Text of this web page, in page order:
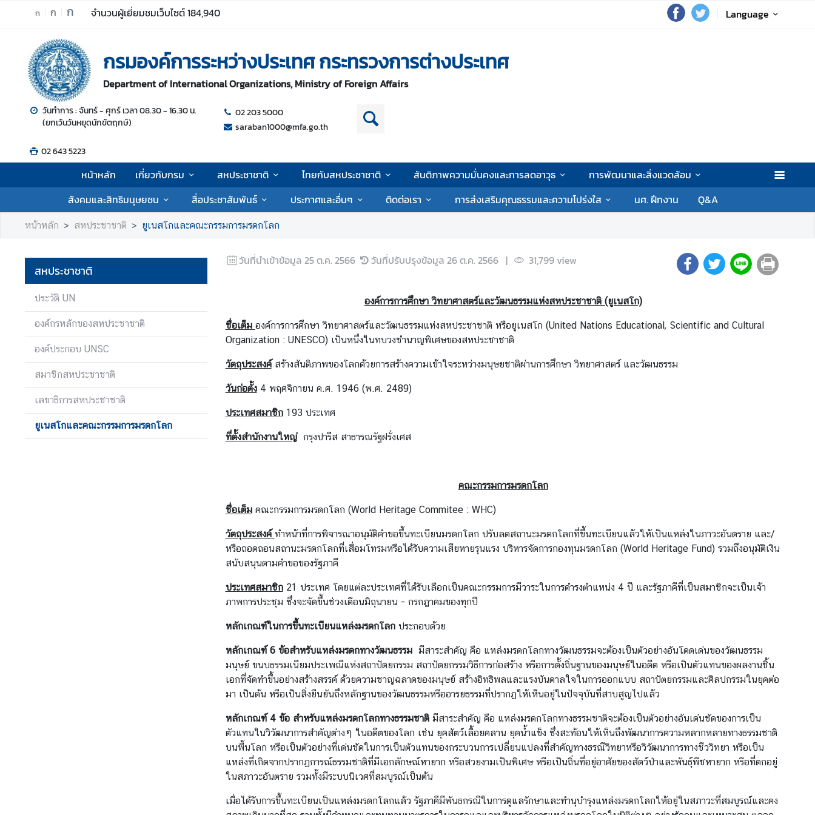
ก ก ก จำนวนผู้เยี่ยมชมเว็บไซต์184,940 Language
กรมองค์การระหว่างประเทศ กระทรวงการต่างประเทศ
Department of International Organizations, Ministry of Foreign Affairs
วันทำการ : จันทร์ - ศุกร์ เวลา 08.30 - 16.30 น.
(ยกเว้นวันหยุดนักขัตฤกษ์)
02 643 5223
02 203 5000
saraban1000@mfa.go.th
หน้าหลัก เกี่ยวกับกรม สหประชาชาติ ไทยกับสหประชาชาติ สันติภาพความมั่นคงและการลดอาวุธ
การพัฒนาและสิ่งแวดล้อม
สังคมและสิทธิมนุษยชน
สื่อประชาสัมพันธ์ ประกาศและอื่นๆ ติดต่อเรา การส่งเสริมคุณธรรมและความโปร่งใส นศ. ฝึกงาน Q&A
น้
า
ห
ก
กี่
ย
บ
ก
ม
ห
ป
ร
ช
า
หน้าหลัก สหประชาชาติ ยูเนสโกและคณะกรรมการมรดกโลก
สหประชาชาติ
ประวัติ UN
องค์กรหลักของสหประชาชาติ
องค์ประกอบ UNSC
สมาชิกสหประชาชาติ
เลขาธิการสหประชาชาติ
ยูเนสโกและคณะกรรมการมรดกโลก
วันที่นำเข้าข้อมูล 25 ต.ค. 2566 วันที่ปรับปรุงข้อมูล 26 ต.ค. 2566 | 31,799view
องค์การการศึกษา วิทยาศาสตร์และวัฒนธรรมแห่งสหประชาชาติ (ยูเนสโก)
ชื่อเต็ม องค์การการศึกษา วิทยาศาสตร์และวัฒนธรรมแห่งสหประชาชาติ หรือยูเนสโก (United Nations Educational, Scientific and Cultural
Organization : UNESCO) เป็นหนึ่งในทบวงชำนาญพิเศษของสหประชาชาติ
วัตถุประสงค์สร้างสันติภาพของโลกด้วยการสร้างความเข้าใจระหว่างมนุษยชาติผ่านการศึกษา วิทยาศาสตร์ และวัฒนธรรม
วันก่อตั้ง4 พฤศจิกายน ค.ศ. 1946 (พ.ศ. 2489)
ประเทศสมาชิก193 ประเทศ
ที่ตั้งสำนักงานใหญ่กรุงปารีส สาธารณรัฐฝรั่งเศส
คณะกรรมการมรดกโลก
ชื่อเต็มคณะกรรมการมรดกโลก (World Heritage Commitee : WHC)
วัตถุประสงค์ ทำหน้าที่การพิจารณาอนุมัติคำขอขึ้นทะเบียนมรดกโลก ปรับลดสถานะมรดกโลกที่ขึ้นทะเบียนแล้วให้เป็นแหล่งในภาวะอันตราย และ/
หรือถอดถอนสถานะมรดกโลกที่เสื่อมโทรมหรือได้รับความเสียหายรุนแรง บริหารจัดการกองทุนมรดกโลก (World Heritage Fund) รวมถึงอนุมัติเงิน
สนับสนุนตามคำขอของรัฐภาคี
ประเทศสมาชิก21 ประเทศ โดยแต่ละประเทศที่ได้รับเลือกเป็นคณะกรรมการมีวาระในการดำรงตำแหน่ง 4 ปี และรัฐภาคีที่เป็นสมาชิกจะเป็นเจ้า
ภาพการประชุม ซึ่งจะจัดขึ้นช่วงเดือนมิถุนายน - กรกฎาคมของทุกปี
หลักเกณฑ์ในการขึ้นทะเบียนแหล่งมรดกโลก ประกอบด้วย
หลักเกณฑ์ 6 ข้อสำหรับแหล่งมรดกทางวัฒนธรรมมีสาระสำคัญ คือ แหล่งมรดกโลกทางวัฒนธรรมจะต้องเป็นตัวอย่างอันโดดเด่นของวัฒนธรรม
มนุษย์ ขนบธรรมเนียมประเพณีแห่งสถาปัตยกรรม สถาปัตยกรรมวิธีการก่อสร้าง หรือการตั้งถิ่นฐานของมนุษย์ในอดีต หรือเป็นตัวแทนของผลงานชิ้น
เอกที่จัดทำขึ้นอย่างสร้างสรรค์ ด้วยความชาญฉลาดของมนุษย์ สร้างอิทธิพลและแรงบันดาลใจในการออกแบบ สถาปัตยกรรมและศิลปกรรมในยุคต่อ
มา เป็นต้น หรือเป็นสิ่งยืนยันถึงหลักฐานของวัฒนธรรมหรืออารยธรรมที่ปรากฏให้เห็นอยู่ในปัจจุบันที่สาบสูญไปแล้ว
หลักเกณฑ์ 4 ข้อ สำหรับแหล่งมรดกโลกทางธรรมชาติ มีสาระสำคัญ คือ แหล่งมรดกโลกทางธรรมชาติจะต้องเป็นตัวอย่างอันเด่นชัดของการเป็น
ตัวแทนในวิวัฒนาการสำคัญต่างๆ ในอดีตของโลก เช่น ยุคสัตว์เลื้อยคลาน ยุคน้ำแข็ง ซึ่งสะท้อนให้เห็นถึงพัฒนาการความหลากหลายทางธรรมชาติ
บนพื้นโลก หรือเป็นตัวอย่างที่เด่นชัดในการเป็นตัวแทนของกระบวนการเปลี่ยนแปลงที่สำคัญทางธรณีวิทยาหรือวิวัฒนาการทางชีววิทยา หรือเป็น
แหล่งที่เกิดจากปรากฏการณ์ธรรมชาติที่มีเอกลักษณ์หายาก หรือสวยงามเป็นพิเศษ หรือเป็นถิ่นที่อยู่อาศัยของสัตว์ป่าและพันธุ์พืชหายาก หรือที่ตกอยู่
ในสภาวะอันตราย รวมทั้งมีระบบนิเวศที่สมบูรณ์เป็นต้น
เมื่อได้รับการขึ้นทะเบียนเป็นแหล่งมรดกโลกแล้ว รัฐภาคีมีพันธกรณีในการดูแลรักษาและทำนุบำรุงแหล่งมรดกโลกให้อยู่ในสภาวะที่สมบูรณ์และคง